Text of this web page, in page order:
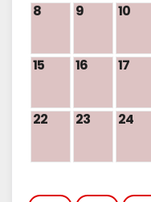
8 9 10
15 16 17
22 23 24